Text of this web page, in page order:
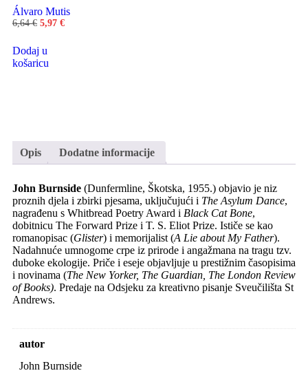
Álvaro Mutis
6,64€ 5,97 €
Dodaj u
košaricu
Opis Dodatne informacije
John Burnside (Dunfermline, Škotska, 1955.) objavio je niz
proznih djela i zbirki pjesama, uključujući i The Asylum Dance,
nagrađenu s Whitbread Poetry Award i Black Cat Bone,
dobitnicu The Forward Prize i T. S. Eliot Prize. Ističe se kao
romanopisac (Glister) i memorijalist (A Lie about My Father).
Nadahnuće umnogome crpe iz prirode i angažmana na tragu tzv.
duboke ekologije. Priče i eseje objavljuje u prestižnim časopisima
i novinama (The New Yorker, The Guardian, The London Review
of Books). Predaje na Odsjeku za kreativno pisanje Sveučilišta St
Andrews.
autor
John Burnside